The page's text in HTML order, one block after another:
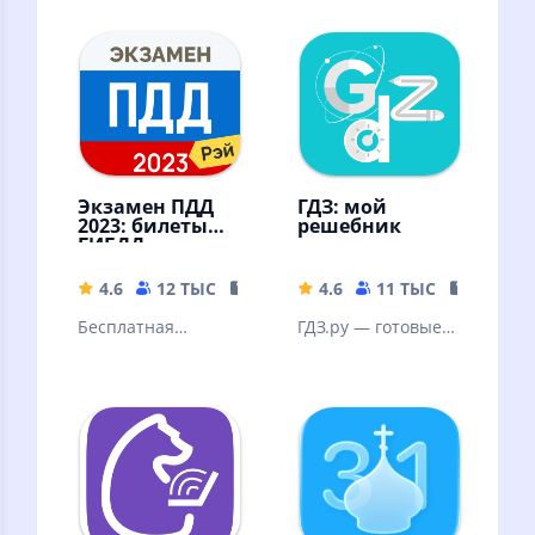
Экзамен ПДД
2023: билеты
ГИБДД
4.6 12 ТЫС
42.85 MB
Бесплатная
официальным
билетам ГИБДД
ПДД 2022, 2023
ГДЗ: мой
решебник
4.6 11 ТЫС
ГДЗ.ру — готовые